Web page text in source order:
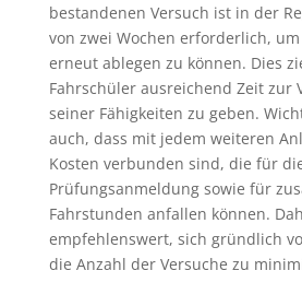
bestandenen Versuch ist in der
von zwei Wochen erforderlich,
erneut ablegen zu können. Dies
Fahrschüler ausreichend Zeit zur
seiner Fähigkeiten zu geben.
auch, dass mit jedem weiteren
Kosten verbunden sind, die für
Prüfungsanmeldung sowie für
Fahrstunden anfallen können.
empfehlenswert, sich gründlich
die Anzahl der Versuche zu